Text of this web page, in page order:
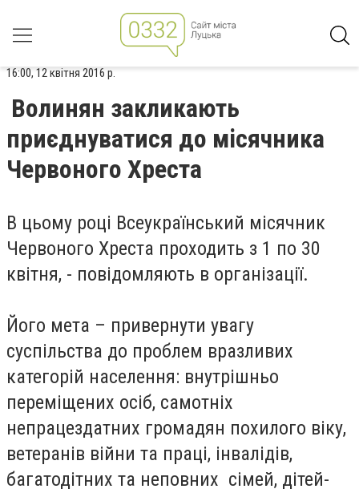
16:00, 12 квітня 2016 р.
Волинян закликають
приєднуватися до місячника
Червоного Хреста
В цьому році Всеукраїнський місячник
Червоного Хреста проходить з 1 по 30
квітня, - повідомляють в організації.
Його мета – привернути увагу
суспільства до проблем вразливих
категорій населення: внутрішньо
переміщених осіб, самотніх
непрацездатних громадян похилого віку,
ветеранів війни та праці, інвалідів,
багатодітних та неповних сімей, дітей-